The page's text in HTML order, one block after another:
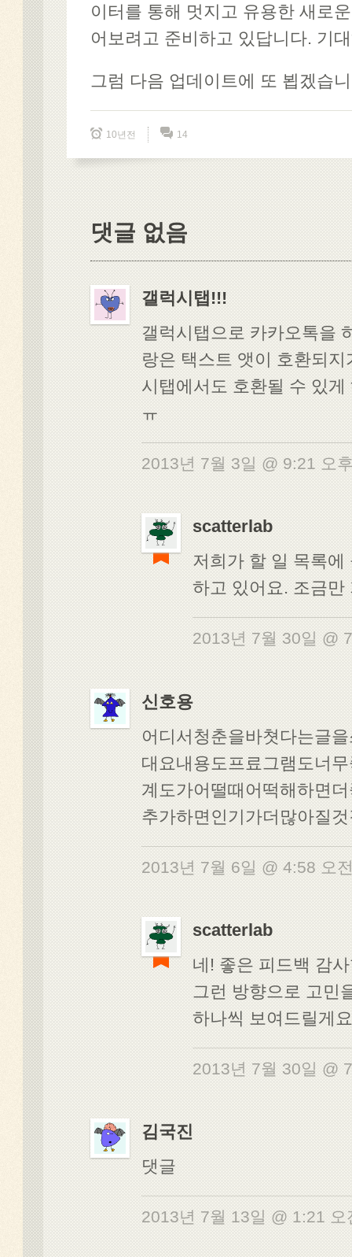
이터를 통해 멋지고 유용한 새로
어보려고 준비하고 있답니다. 기
그럼 다음 업데이트에 또 뵙겠습
10년전 14
댓글 없음
갤럭시탭!!!
갤럭시탭으로 카카오톡을
랑은 택스트 앳이 호환되
시탭에서도 호환될 수 있
ㅠ
2013년 7월 3일 @ 9:21 오
scatterlab
저희가 할 일 목록에
하고 있어요. 조금만
2013년 7월 30일 @
신호용
어디서청춘을바쳣다는글
대요내용도프료그램도너
계도가어떨때어떡해하면
추가하면인기가더많아질
2013년 7월 6일 @ 4:58 오
scatterlab
네! 좋은 피드백 감
그런 방향으로 고민
하나씩 보여드릴게
2013년 7월 30일 @
김국진
댓글
2013년 7월 13일 @ 1:21